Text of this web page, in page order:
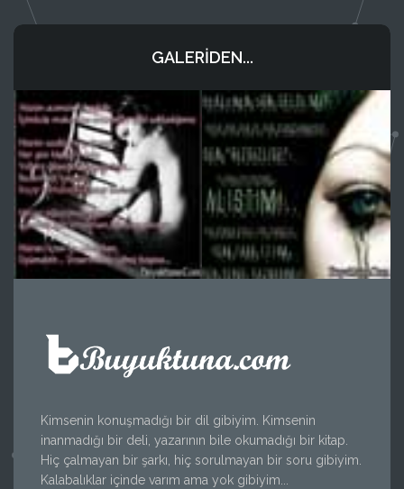
GALERIDEN...
Kimsenin konuşmadığı bir dil gibiyim. Kimsenin
inanmadığı bir deli, yazarının bile okumadığı bir kitap.
Hiç çalmayan bir şarkı, hiç sorulmayan bir soru gibiyim.
Kalabalıklar içinde varım ama yok gibiyim...